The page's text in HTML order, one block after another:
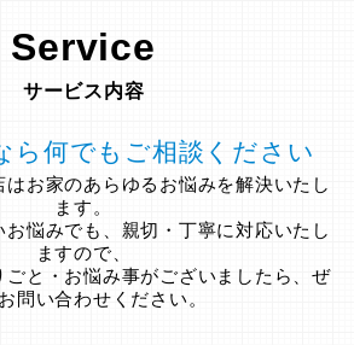
Service
サービス内容
ら何でもご相談ください
お家のあらゆるお悩みを解決いたし
ます。
悩みでも、親切・丁寧に対応いたし
ますので、
ごと・お悩み事がございましたら、ぜ
問い合わせください。